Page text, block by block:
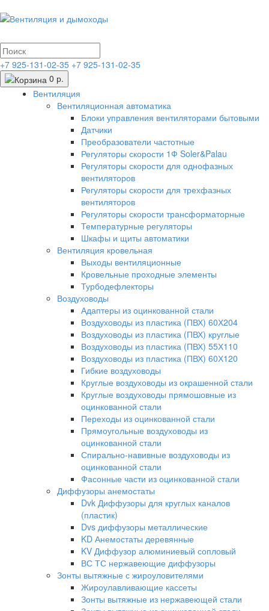
+7 925-131-02-35 +7 925-131-02-35
0 р.
Вентиляция
Вентиляционная автоматика
Блоки управления вентиляторами бытовыми
Датчики
Преобразователи частотные
Регуляторы скорости 1Ф Soler&Palau
Регуляторы скорости для однофазных
вентиляторов
Регуляторы скорости для трехфазных
вентиляторов
Регуляторы скорости трансформаторные
Температурные регуляторы
Шкафы и щиты автоматики
Вентиляция кровельная
Выходы вентиляционные
Кровельные проходные элементы
Турбодефлекторы
Воздуховоды
Адаптеры из оцинкованной стали
Воздуховоды из пластика (ПВХ) 60Х204
Воздуховоды из пластика (ПВХ) круглые
Воздуховоды из пластика (ПВХ) 55Х110
Воздуховоды из пластика (ПВХ) 60Х120
Гибкие воздуховоды
Круглые воздуховоды из окрашенной стали
Круглые воздуховоды прямошовные из
оцинкованной стали
Переходы из оцинкованной стали
Прямоугольные воздуховоды из
оцинкованной стали
Спирально-навивные воздуховоды из
оцинкованной стали
Фасонные части из оцинкованной стали
Диффузоры анемостаты
Dvk Диффузоры для круглых каналов
(пластик)
Dvs диффузоры металлические
KD Анемостаты деревянные
KV Диффузор алюминиевый сопловый
ВС ТС нержавеющие диффузоры
Зонты вытяжные с жироуловителями
Жироулавливающие кассеты
Зонты вытяжные из нержавеющей стали